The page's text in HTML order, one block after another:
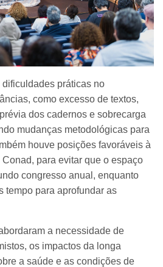
práticas no
como excesso de textos,
dos cadernos e sobrecarga
mudanças metodológicas para
houve posições favoráveis à
Conad, para evitar que o espaço
congresso anual, enquanto
tempo para aprofundar as
a necessidade de
os impactos da longa
a saúde e as condições de